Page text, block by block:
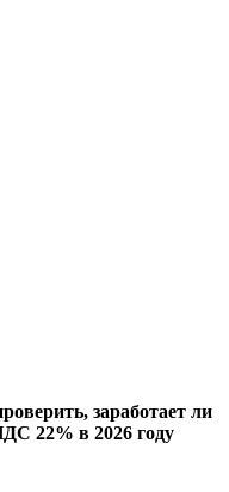
заработает ли
22% в 2026 году